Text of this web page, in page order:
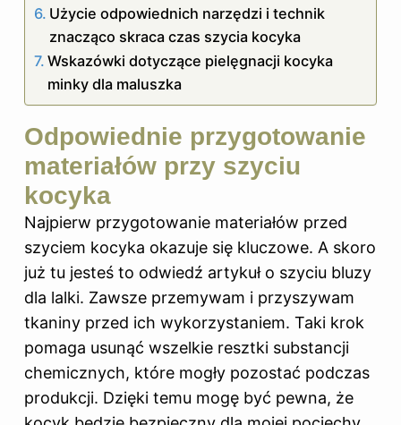
Użycie odpowiednich narzędzi i technik
znacząco skraca czas szycia kocyka
Wskazówki dotyczące pielęgnacji kocyka
minky dla maluszka
Odpowiednie przygotowanie
materiałów przy szyciu
kocyka
Najpierw przygotowanie materiałów przed
szyciem kocyka okazuje się kluczowe. A skoro
już tu jesteś to odwiedź artykuł o szyciu bluzy
dla lalki. Zawsze przemywam i przyszywam
tkaniny przed ich wykorzystaniem. Taki krok
pomaga usunąć wszelkie resztki substancji
chemicznych, które mogły pozostać podczas
produkcji. Dzięki temu mogę być pewna, że